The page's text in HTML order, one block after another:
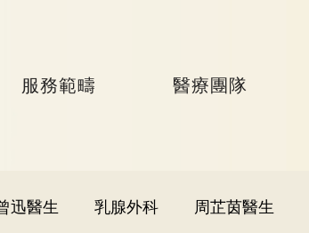
服務範疇 醫療團隊
迅醫生 乳腺外科 周芷茵醫生